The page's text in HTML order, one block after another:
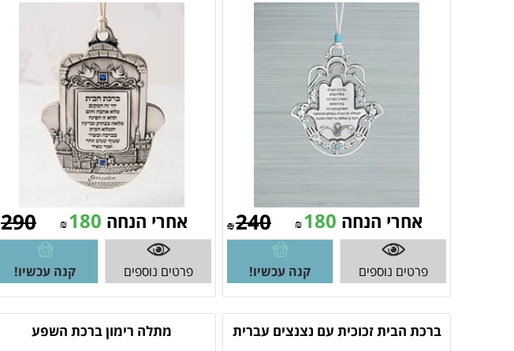
₪240 אחרי הנחה ₪180
פרטים נוספים קנה עכשיו!
290 אחרי הנחה ₪180
פרטים נוספים קנה עכשיו!
ברכת הבית זכוכית עם נצנצים עברית מתלה רימון ברכת השפע